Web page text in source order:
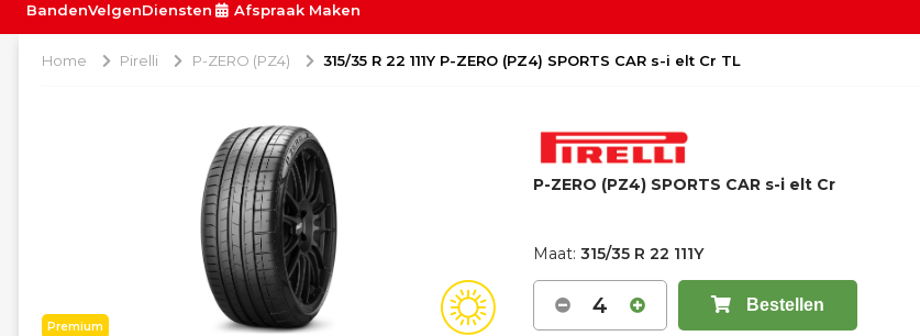
BandenVelgenDiensten Afspraak Maken
Home Pirelli P-ZERO (PZ4) 315/35 R 22 111Y P-ZERO (PZ4) SPORTS CAR s-i elt Cr TL
Premium
P-ZERO (PZ4) SPORTS CAR s-i elt Cr
Maat:315/35 R 22 111Y
4 Bestellen